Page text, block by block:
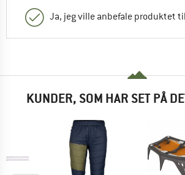
Ja, jeg ville anbefale produktet
KUNDER, SOM HAR SET PÅ